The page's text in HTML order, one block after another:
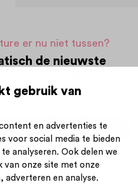
gebruik van
en advertenties te
voor social media te bieden
analyseren. Ook delen we
onze site met onze
adverteren en analyse.
er nu niet tussen?
de nieuwste
(aanpassen
per mail